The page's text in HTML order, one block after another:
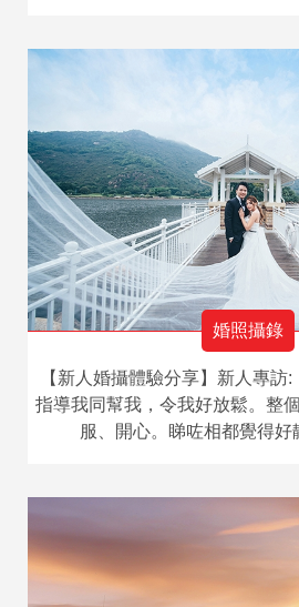
婚照攝錄
【新人婚攝體驗分享】新人專訪
指導我同幫我，令我好放鬆。整
服、開心。睇咗相都覺得好